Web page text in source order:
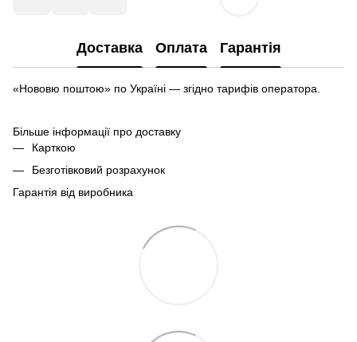
Доставка Оплата Гарантія
«Нововю поштою» по Україні — згідно тарифів оператора.
Більше інформації про доставку
Карткою
Безготівковий розрахунок
Гарантія від виробника